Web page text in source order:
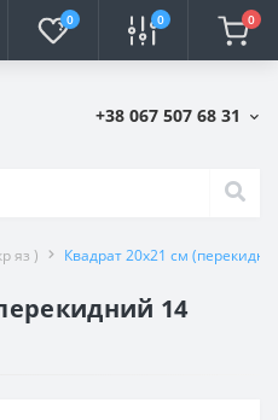
0 0 0
+38 067 507 68 31
яз ) Квадрат 20х21 см
14